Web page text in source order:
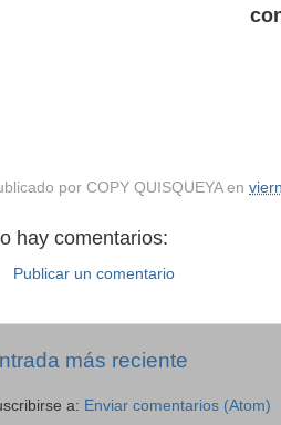
por COPY QUISQUEYA en
hay comentarios:
Publicar un comentario
más reciente
a: Enviar comentarios (Atom)